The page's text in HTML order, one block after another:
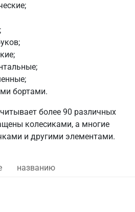
бортами.
более 90 различных
колесиками, а многие
и другими элементами.
названию